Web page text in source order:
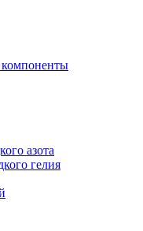
азота
гелия